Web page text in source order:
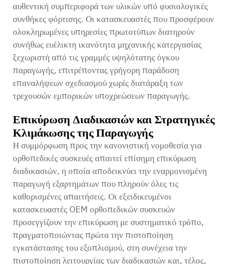
αυθεντική συμπεριφορά των υλικών υπό φυσιολογικές
συνθήκες φόρτισης. Οι κατασκευαστές που προσφέρουν
ολοκληρωμένες υπηρεσίες πρωτοτύπων διατηρούν
συνήθως ευέλικτη ικανότητα μηχανικής κατεργασίας
ξεχωριστή από τις γραμμές υψηλότατης όγκου
παραγωγής, επιτρέποντας γρήγορη παράδοση
επαναλήψεων σχεδιασμού χωρίς διατάραξη των
τρεχουσών εμπορικών υποχρεώσεων παραγωγής.
Επικύρωση Διαδικασιών και Στρατηγικές
Κλιμάκωσης της Παραγωγής
Η συμμόρφωση προς την κανονιστική νομοθεσία για
ορθοπεδικές συσκευές απαιτεί επίσημη επικύρωση
διαδικασιών, η οποία αποδεικνύει την εναρμονισμένη
παραγωγή εξαρτημάτων που πληρούν όλες τις
καθορισμένες απαιτήσεις. Οι εξειδικευμένοι
κατασκευαστές OEM ορθοπεδικών συσκευών
προσεγγίζουν την επικύρωση με συστηματικό τρόπο,
πραγματοποιώντας πρώτα την πιστοποίηση
εγκατάστασης του εξοπλισμού, στη συνέχεια την
πιστοποίηση λειτουργίας των διαδικασιών και, τέλος,